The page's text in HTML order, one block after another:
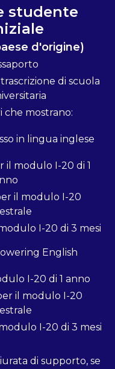
studente
d'origine)
di scuola
che mostrano:
in lingua inglese
il modulo I-20 di 1
il modulo I-20
I-20 di 3 mesi
English
I-20 di 1 anno
il modulo I-20
I-20 di 3 mesi
di supporto, se